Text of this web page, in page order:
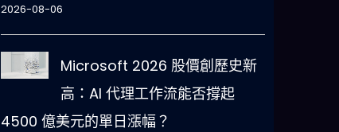
2026-08-06
Microsoft 2026 股價創歷史新
高：AI 代理工作流能否撐起
4500 億美元的單日漲幅？